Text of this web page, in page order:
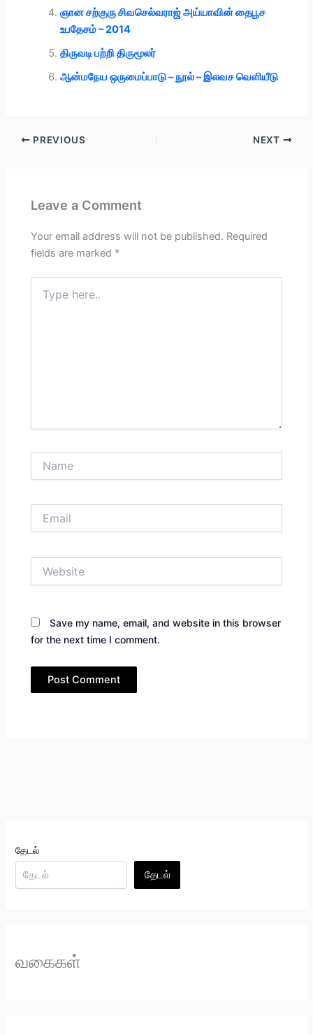
ஞான சற்குரு சிவசெல்வராஜ் அய்யாவின் தைபூச
உபதேசம் – 2014
திருவடி பற்றி திருமூலர்
ஆன்மநேய ஒருமைப்பாடு – நூல் – இலவச வெளியீடு
PREVIOUS NEXT
Leave a Comment
Your email address will not be published. Required
fields are marked *
here..
Save my name, email, and website in this browser
for the next time I comment.
தேடல்
தேடல்
வகைகள்